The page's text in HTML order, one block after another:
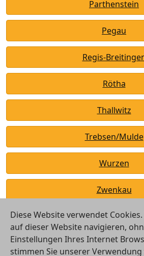
Parthenstein
Pegau
Regis-
Rötha
Thallwitz
Trebsen/Mulde
Wurzen
Zwenkau
© 2026
Diese Website verwendet
auf dieser Website navigieren,
Einstellungen Ihres Internet
stimmen Sie unserer Verwendung